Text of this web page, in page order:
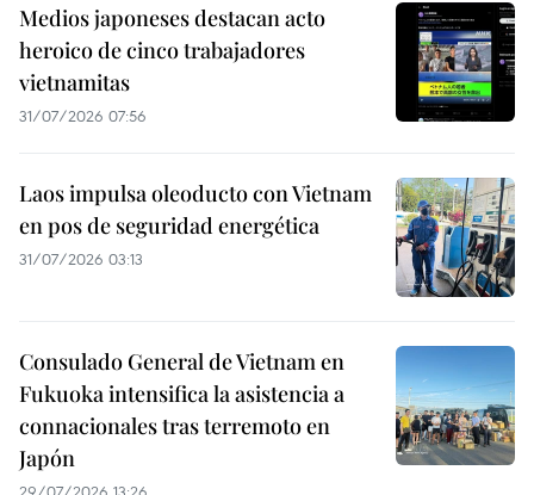
Medios japoneses destacan acto
heroico de cinco trabajadores
vietnamitas
31/07/2026 07:56
Laos impulsa oleoducto con Vietnam
en pos de seguridad energética
31/07/2026 03:13
Consulado General de Vietnam en
Fukuoka intensifica la asistencia a
connacionales tras terremoto en
Japón